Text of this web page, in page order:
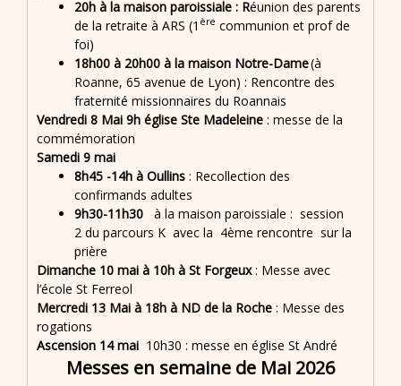
20h à la maison paroissiale : Réunion des parents
de la retraite à ARS (1 ère communion et prof de
foi)
18h00 à 20h00 à la maison Notre-Dame(à
Roanne, 65 avenue de Lyon) : Rencontre des
fraternité missionnaires du Roannais
Vendredi 8 Mai 9h église Ste Madeleine : messe de la
commémoration
Samedi 9 mai
8h45 -14h à Oullins : Recollection des
confirmands adultes
9h30-11h30 à la maison paroissiale : session
2 du parcours K avec la 4ème rencontre sur la
prière
Dimanche 10 mai à 10h à St Forgeux: Messe avec
l’école St Ferreol
Mercredi 13 Mai à 18h à ND de la Roche : Messe des
rogations
Ascension 14 mai 10h30 : messe en église St André
Messes en semaine de Mai 2026